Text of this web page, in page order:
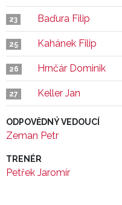
23 Baďura Filip
25 Kahánek Filip
26 Hrnčár Dominik
27 Keller Jan
ODPOVĚDNÝ VEDOUCÍ
Zeman Petr
TRENÉR
Petřek Jaromír